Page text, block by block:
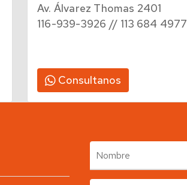
Av. Álvarez Thomas 2401
116-939-3926 // 113 684 4977
Consultanos